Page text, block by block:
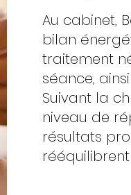
Au cabinet,
bilan
traitement
séance,
Suivant la
niveau de
résultats